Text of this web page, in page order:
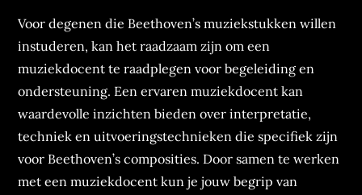
Voor degenen die Beethoven’s muziekstukken willen
instuderen, kan het raadzaam zijn om een
muziekdocent te raadplegen voor begeleiding en
ondersteuning. Een ervaren muziekdocent kan
waardevolle inzichten bieden over interpretatie,
techniek en uitvoeringstechnieken die specifiek zijn
voor Beethoven’s composities. Door samen te werken
met een muziekdocent kun je jouw begrip van